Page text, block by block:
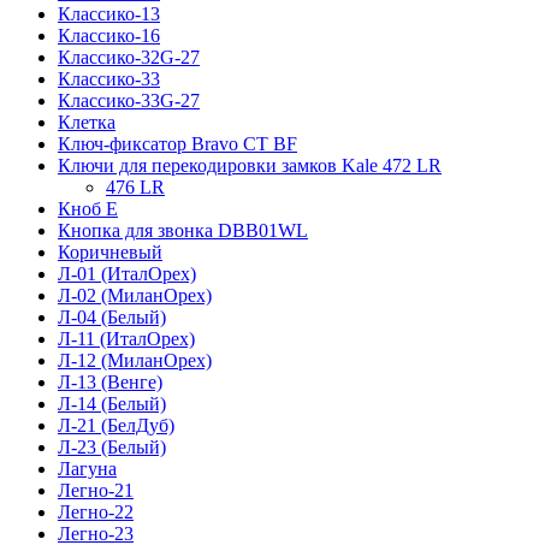
Классико-13
Классико-16
Классико-32G-27
Классико-33
Классико-33G-27
Клетка
Ключ-фиксатор Bravo СТ BF
Ключи для перекодировки замков Kale 472 LR
476 LR
Кноб Е
Кнопка для звонка DBB01WL
Коричневый
Л-01 (ИталОрех)
Л-02 (МиланОрех)
Л-04 (Белый)
Л-11 (ИталОрех)
Л-12 (МиланОрех)
Л-13 (Венге)
Л-14 (Белый)
Л-21 (БелДуб)
Л-23 (Белый)
Лагуна
Легно-21
Легно-22
Легно-23